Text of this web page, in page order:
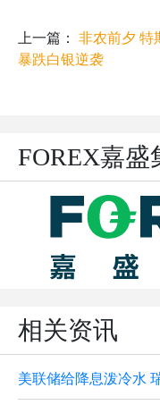
上一篇： 非农前夕 特
暴跌白银逆袭
FOREX嘉盛
相关资讯
美联储给降息泼冷水